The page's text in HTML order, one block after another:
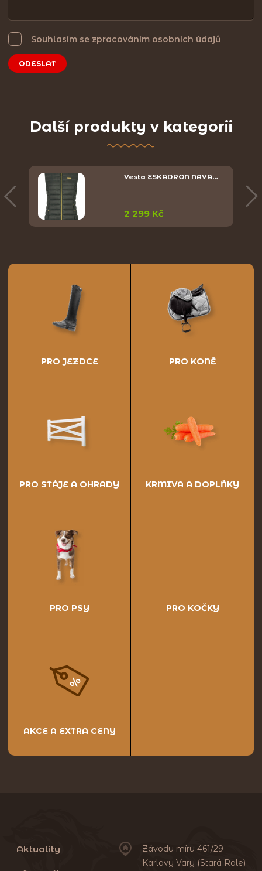
Souhlasím se zpracováním osobních údajů
ODESLAT
Další produkty v kategorii
Vesta ESKADRON NAVA…
2 299 Kč
PRO JEZDCE PRO KONĚ
PRO STÁJE A OHRADY KRMIVA A DOPLŇKY
PRO PSY PRO KOČKY
AKCE A EXTRA CENY
Aktuality
Závodu míru 461/29
Karlovy Vary (Stará Role)